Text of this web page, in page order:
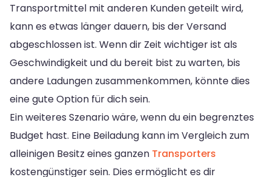
Transportmittel mit anderen Kunden geteilt wird,
kann es etwas länger dauern, bis der Versand
abgeschlossen ist. Wenn dir Zeit wichtiger ist als
Geschwindigkeit und du bereit bist zu warten, bis
andere Ladungen zusammenkommen, könnte dies
eine gute Option für dich sein.
Ein weiteres Szenario wäre, wenn du ein begrenztes
Budget hast. Eine Beiladung kann im Vergleich zum
alleinigen Besitz eines ganzen Transporters
kostengünstiger sein. Dies ermöglicht es dir